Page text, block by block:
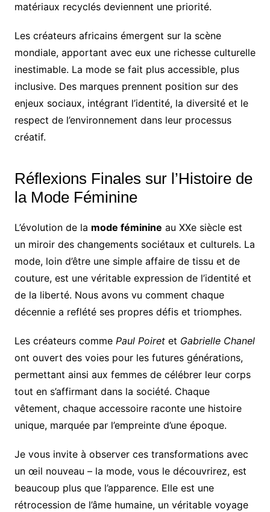
matériaux recyclés deviennent une priorité.
Les créateurs africains émergent sur la scène
mondiale, apportant avec eux une richesse culturelle
inestimable. La mode se fait plus accessible, plus
inclusive. Des marques prennent position sur des
enjeux sociaux, intégrant l’identité, la diversité et le
respect de l’environnement dans leur processus
créatif.
Réflexions Finales sur l’Histoire de
la Mode Féminine
L’évolution de la mode féminine au XXe siècle est
un miroir des changements sociétaux et culturels. La
mode, loin d’être une simple affaire de tissu et de
couture, est une véritable expression de l’identité et
de la liberté. Nous avons vu comment chaque
décennie a reflété ses propres défis et triomphes.
Les créateurs comme Paul Poiretet Gabrielle Chanel
ont ouvert des voies pour les futures générations,
permettant ainsi aux femmes de célébrer leur corps
tout en s’affirmant dans la société. Chaque
vêtement, chaque accessoire raconte une histoire
unique, marquée par l’empreinte d’une époque.
Je vous invite à observer ces transformations avec
un œil nouveau – la mode, vous le découvrirez, est
beaucoup plus que l’apparence. Elle est une
rétrocession de l’âme humaine, un véritable voyage